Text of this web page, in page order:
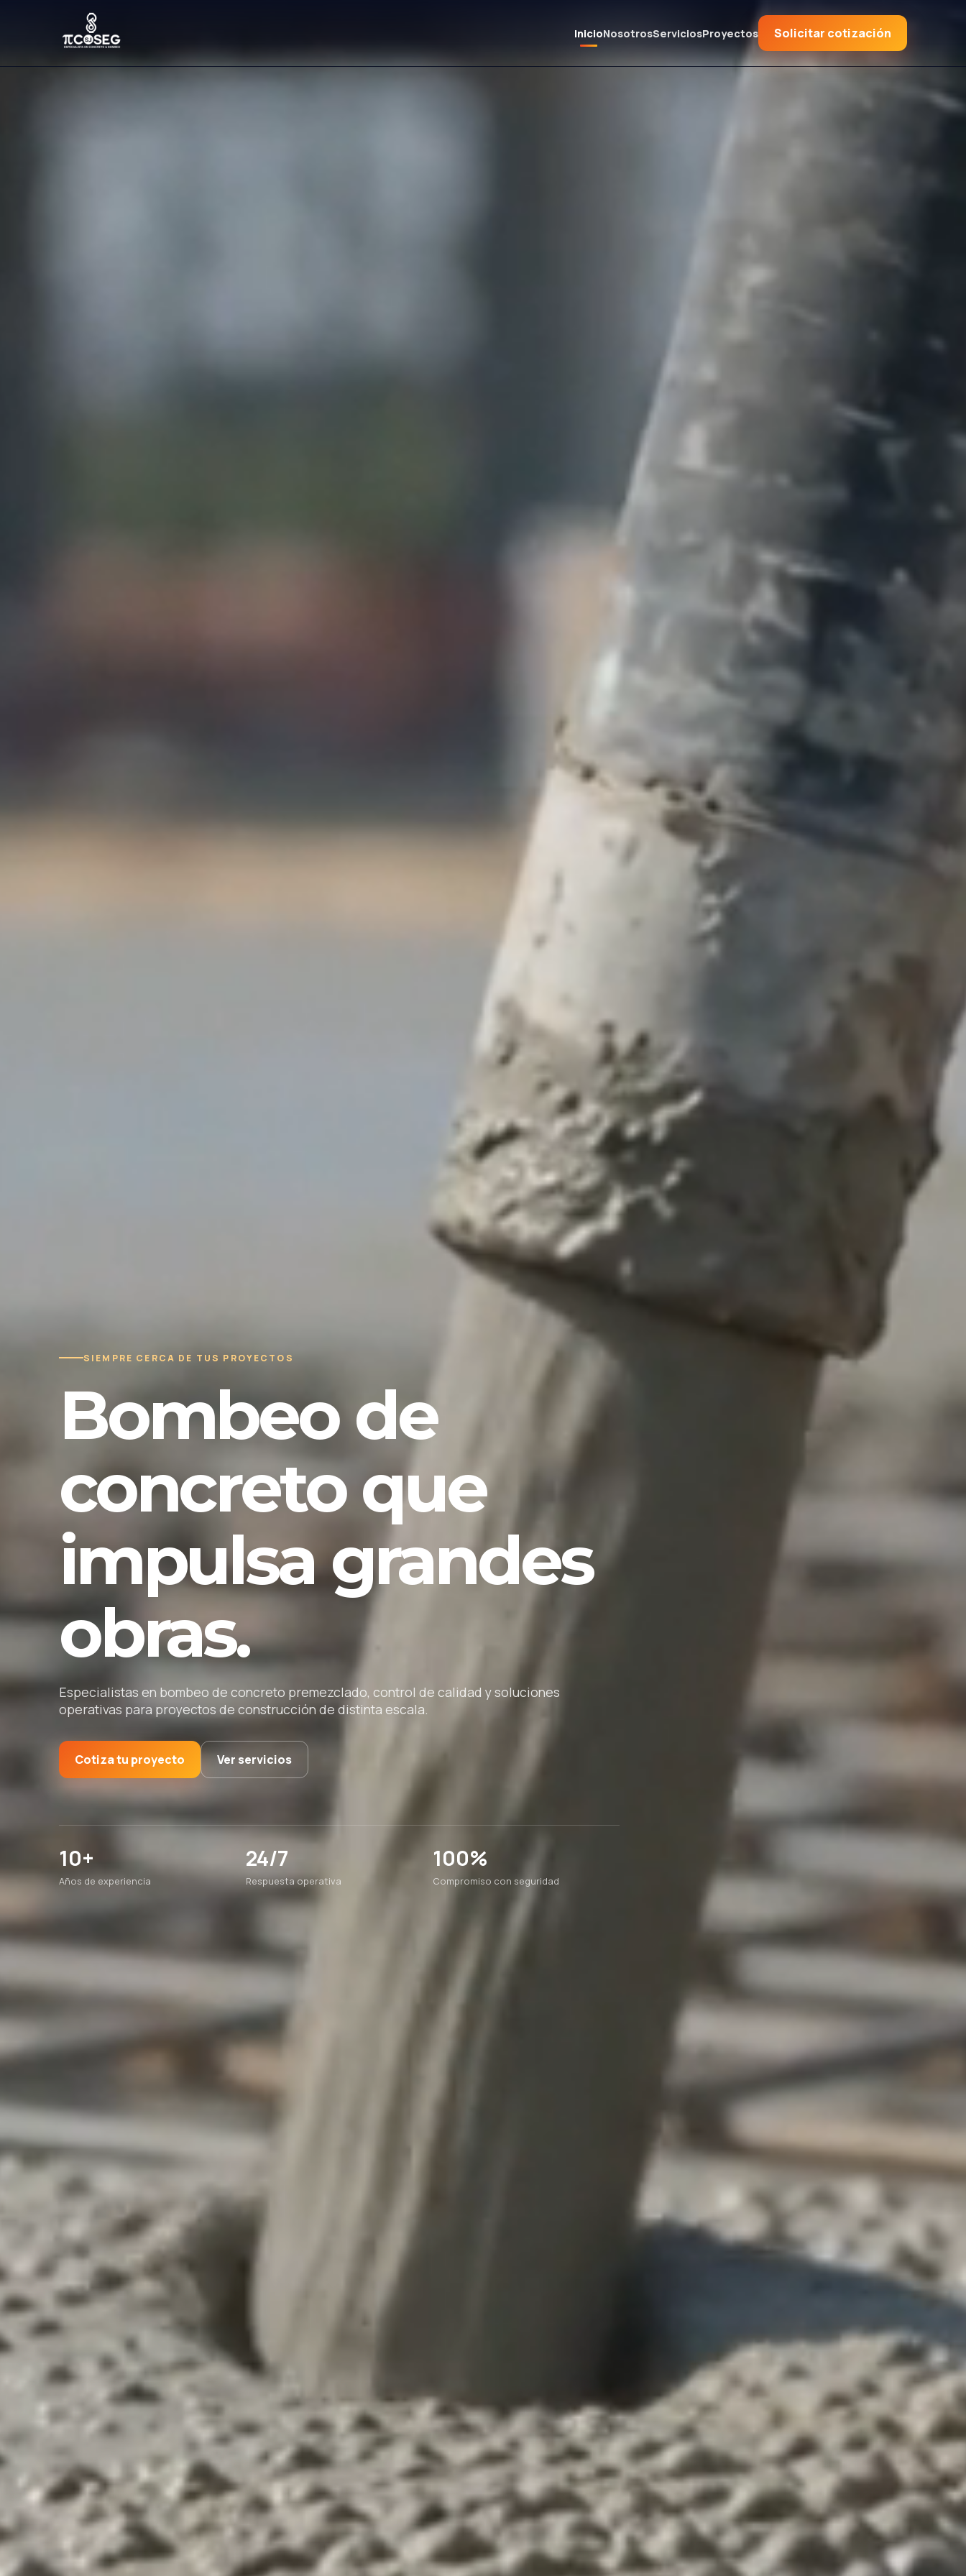
InicioNosotrosServiciosProyectos Solicitar cotización
SIEMPRE CERCA DE TUS PROYECTOS
Bombeo de
concreto que
impulsa grandes
obras.
Especialistas en bombeo de concreto premezclado, control de calidad y soluciones
operativas para proyectos de construcción de distinta escala.
Cotiza tu proyecto Ver servicios
10+
Años de experiencia
24/7
Respuesta operativa
100%
Compromiso con seguridad